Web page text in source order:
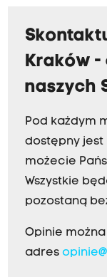
Kraków -
naszych
Pod każdym
dostępny jest
możecie
Wszystkie
pozostaną
Opinie
adres